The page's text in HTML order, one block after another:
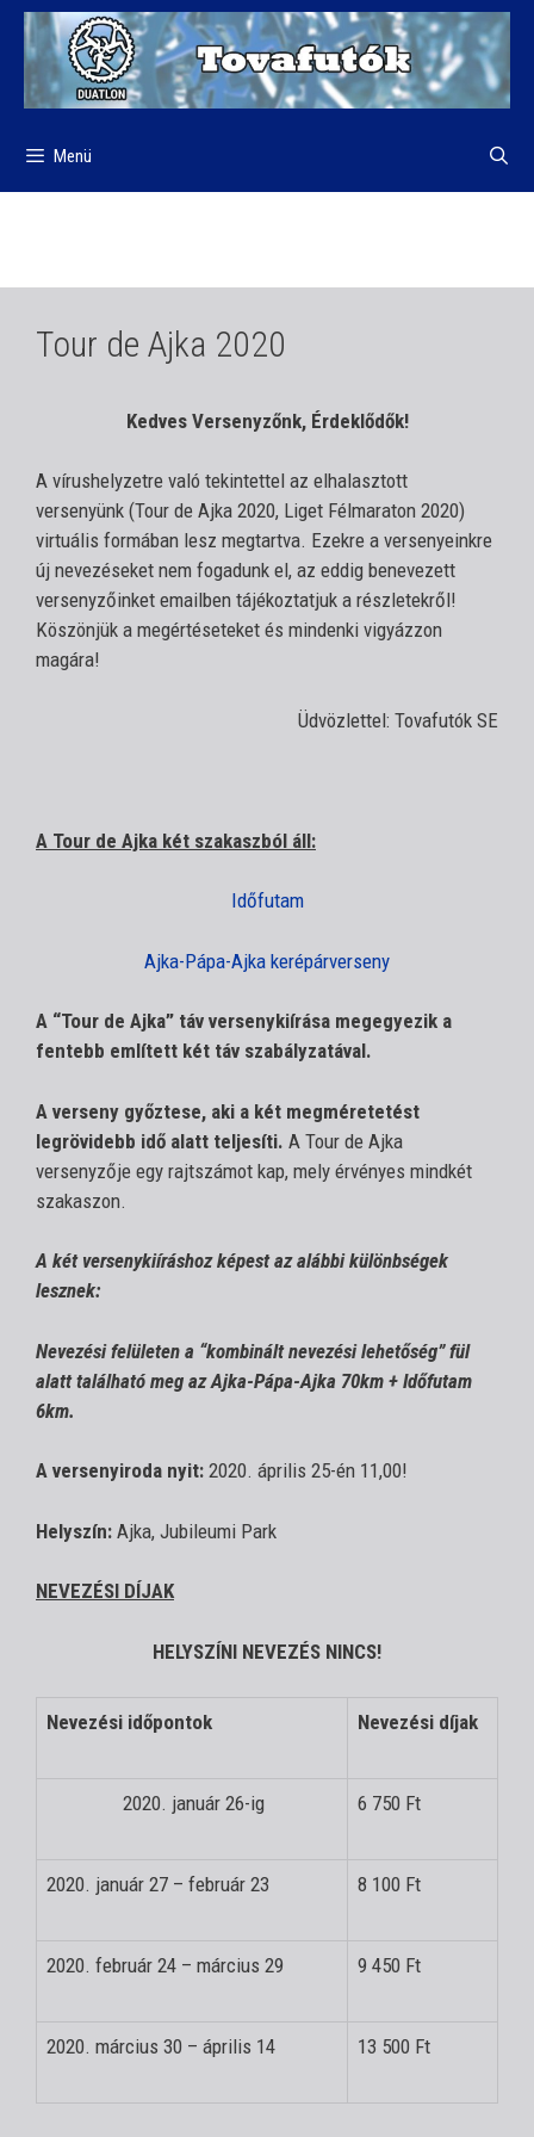
Kilépés
tartalomba
Menü
Tour de Ajka 2020
Kedves Versenyzőnk, Érdeklődők!
A vírushelyzetre való tekintettel az elhalasztott
versenyünk (Tour de Ajka 2020, Liget Félmaraton 2020)
virtuális formában lesz megtartva. Ezekre a versenyeinkre
új nevezéseket nem fogadunk el, az eddig benevezett
versenyzőinket emailben tájékoztatjuk a részletekről!
Köszönjük a megértéseteket és mindenki vigyázzon
magára!
Üdvözlettel: Tovafutók SE
A Tour de Ajka két szakaszból áll:
Időfutam
Ajka-Pápa-Ajka kerépárverseny
A “Tour de Ajka” táv versenykiírása megegyezik a
fentebb említett két táv szabályzatával.
A verseny győztese, aki a két megméretetést
legrövidebb idő alatt teljesíti. A Tour de Ajka
versenyzője egy rajtszámot kap, mely érvényes mindkét
szakaszon.
A két versenykiíráshoz képest az alábbi különbségek
lesznek:
Nevezési felületen a “kombinált nevezési lehetőség” fül
alatt található meg az Ajka-Pápa-Ajka 70km + Időfutam
6km.
A versenyiroda nyit: 2020. április 25-én 11,00!
Helyszín: Ajka, Jubileumi Park
NEVEZÉSI DÍJAK
HELYSZÍNI NEVEZÉS NINCS!
Nevezési időpontok Nevezési díjak
2020. január 26-ig 6 750 Ft
2020. január 27 – február 23 8 100 Ft
2020. február 24 – március 29 9 450 Ft
2020. március 30 – április 14 13 500 Ft